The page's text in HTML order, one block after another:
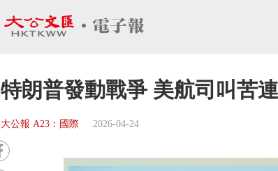
特朗普發動戰爭 美航司叫苦
大公報 A23：國際 2026-04-24